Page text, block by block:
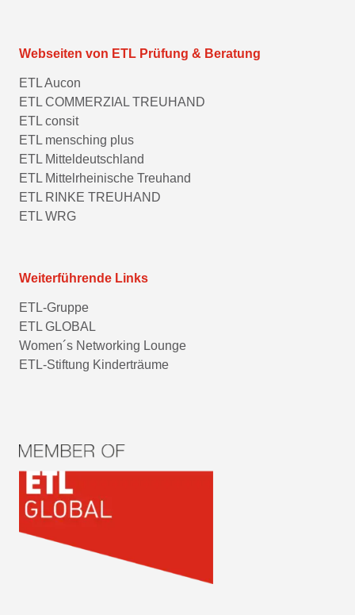
Webseiten von ETL Prüfung & Beratung
ETL Aucon
ETL COMMERZIAL TREUHAND
ETL consit
ETL mensching plus
ETL Mitteldeutschland
ETL Mittelrheinische Treuhand
ETL RINKE TREUHAND
ETL WRG
Weiterführende Links
ETL-Gruppe
ETL GLOBAL
Women´s Networking Lounge
ETL-Stiftung Kinderträume